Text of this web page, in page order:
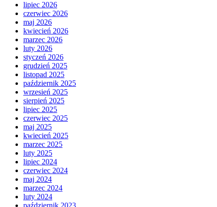
lipiec 2026
czerwiec 2026
maj 2026
kwiecień 2026
marzec 2026
luty 2026
styczeń 2026
grudzień 2025
listopad 2025
październik 2025
wrzesień 2025
sierpień 2025
lipiec 2025
czerwiec 2025
maj 2025
kwiecień 2025
marzec 2025
luty 2025
lipiec 2024
czerwiec 2024
maj 2024
marzec 2024
luty 2024